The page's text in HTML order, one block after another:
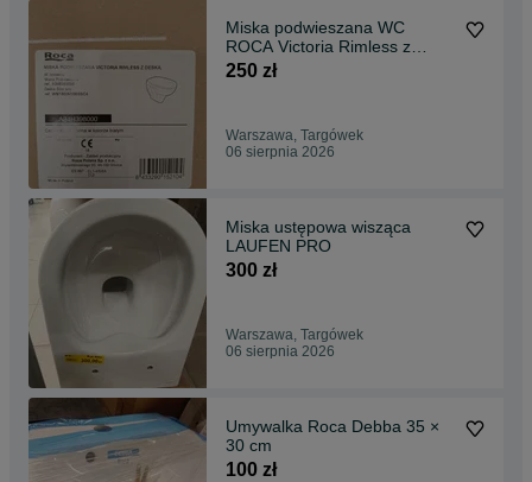
Miska podwieszana WC
ROCA Victoria Rimless z
deską Slim NOWA
250 zł
Warszawa, Targówek
06 sierpnia 2026
Miska ustępowa wisząca
LAUFEN PRO
300 zł
Warszawa, Targówek
06 sierpnia 2026
Umywalka Roca Debba 35 ×
30 cm
100 zł